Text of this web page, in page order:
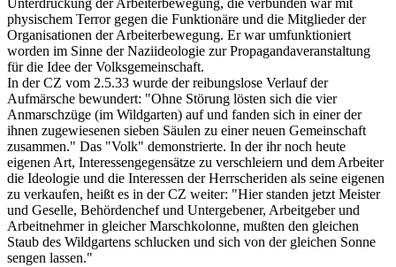
Unterdrückung der Arbeiterbewegung, die verbunden war mit
physischem Terror gegen die Funktionäre und die Mitglieder der
Organisationen der Arbeiterbewegung. Er war umfunktioniert
worden im Sinne der Naziideologie zur Propagandaveranstaltung
für die Idee der Volksgemeinschaft.
In der CZ vom 2.5.33 wurde der reibungslose Verlauf der
Aufmärsche bewundert: "Ohne Störung lösten sich die vier
Anmarschzüge (im Wildgarten) auf und fanden sich in einer der
ihnen zugewiesenen sieben Säulen zu einer neuen Gemeinschaft
zusammen." Das "Volk" demonstrierte. In der ihr noch heute
eigenen Art, Interessengegensätze zu verschleiern und dem Arbeiter
die Ideologie und die Interessen der Herrscheriden als seine eigenen
zu verkaufen, heißt es in der CZ weiter: "Hier standen jetzt Meister
und Geselle, Behördenchef und Untergebener, Arbeitgeber und
Arbeitnehmer in gleicher Marschkolonne, mußten den gleichen
Staub des Wildgartens schlucken und sich von der gleichen Sonne
sengen lassen."